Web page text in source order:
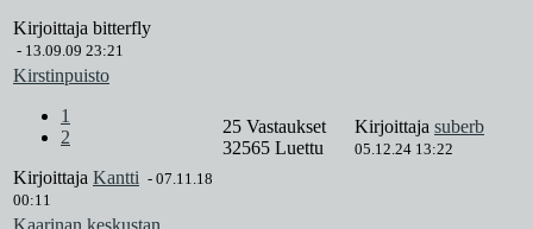
Kirjoittaja bitterfly
- 13.09.09 23:21
Kirstinpuisto
1
2
Kirjoittaja Kantti - 07.11.18
00:11
25 Vastaukset
32565 Luettu
Kirjoittaja suberb
05.12.24 13:22